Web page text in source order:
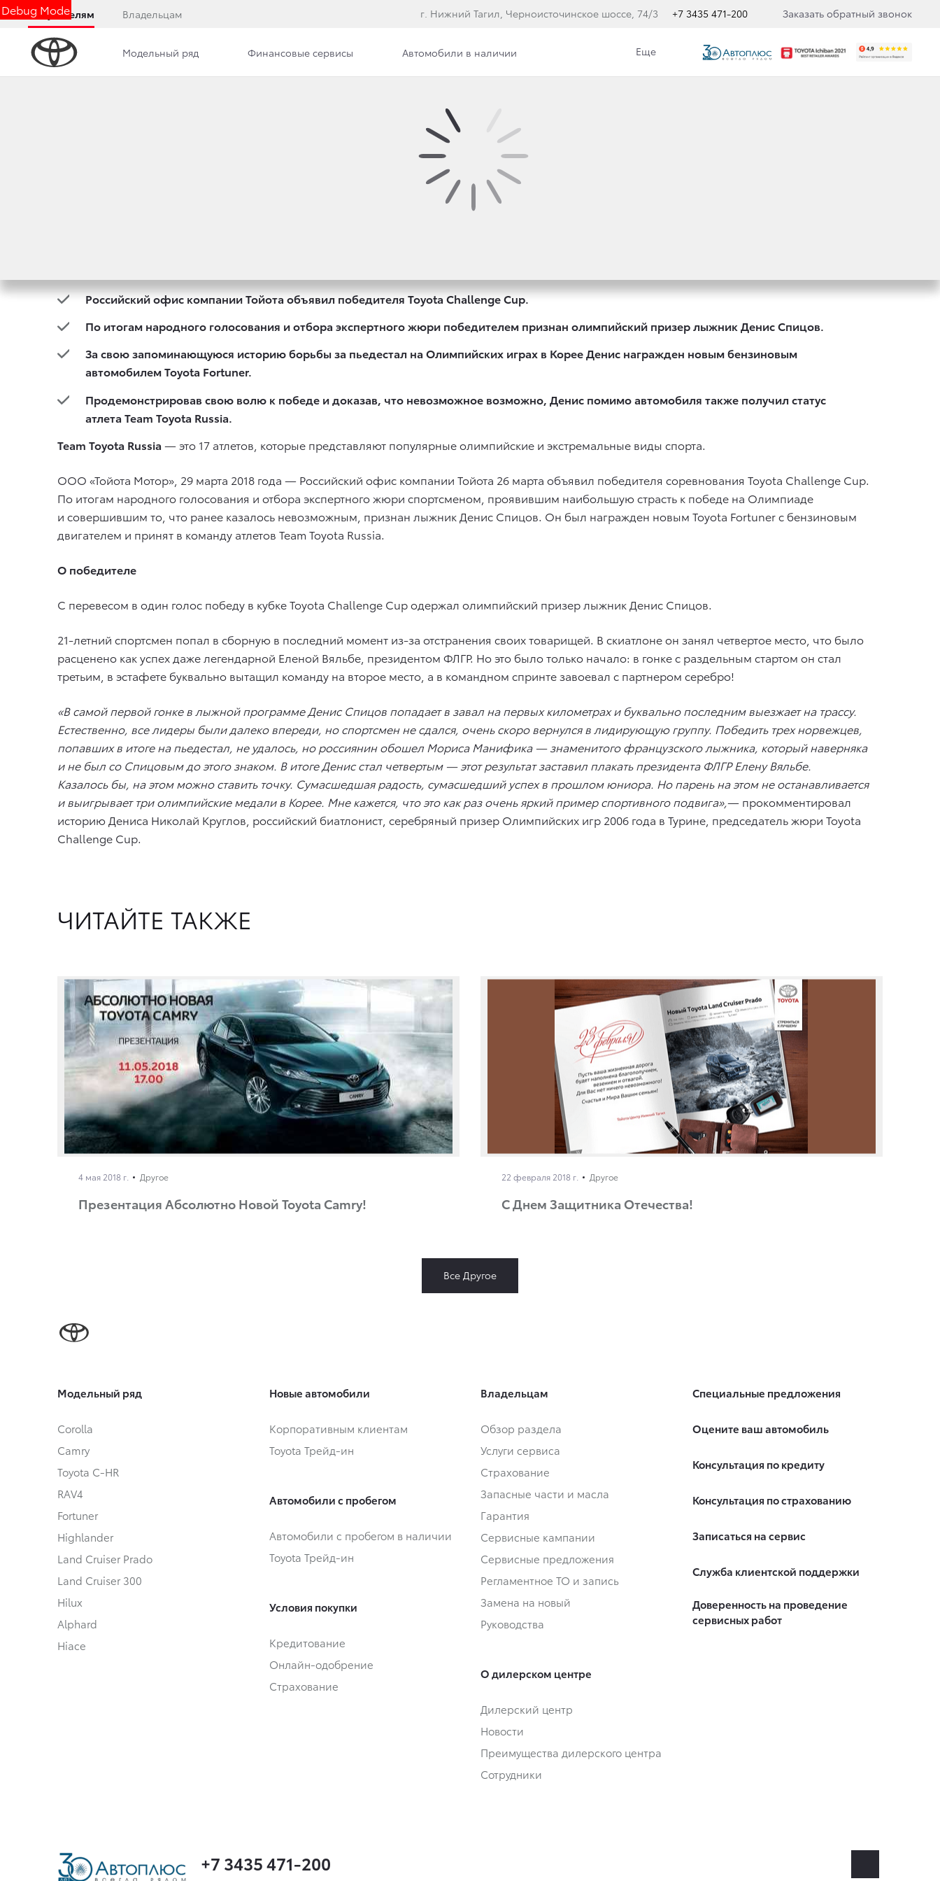
Debug Mode
Покупателям Владельцам г. Нижний Тагил, Черноисточинское шоссе, 74/3 +7 3435 471-200 Заказать обратный звонок
Модельный ряд Финансовые сервисы Автомобили в наличии Еще
TOYOTA ОБЪЯВИЛА ИМЯ ПОБЕДИТЕЛЯ TOYOTA CHALLENGE
Российский офис компании Тойота объявил победителя Toyota Challenge Cup.
По итогам народного голосования и отбора экспертного жюри победителем признан олимпийский призер лыжник Денис Спицов.
За свою запоминающуюся историю борьбы за пьедестал на Олимпийских играх в Корее Денис награжден новым бензиновым
автомобилем Toyota Fortuner.
Продемонстрировав свою волю к победе и доказав, что невозможное возможно, Денис помимо автомобиля также получил статус
атлета Team Toyota Russia.
Team Toyota Russia — это 17 атлетов, которые представляют популярные олимпийские и экстремальные виды спорта.
ООО «Тойота Мотор», 29 марта 2018 года — Российский офис компании Тойота 26 марта объявил победителя соревнования Toyota Challenge Cup.
По итогам народного голосования и отбора экспертного жюри спортсменом, проявившим наибольшую страсть к победе на Олимпиаде
и совершившим то, что ранее казалось невозможным, признан лыжник Денис Спицов. Он был награжден новым Toyota Fortuner с бензиновым
двигателем и принят в команду атлетов Team Toyota Russia.
О победителе
С перевесом в один голос победу в кубке Toyota Challenge Cup одержал олимпийский призер лыжник Денис Спицов.
21-летний спортсмен попал в сборную в последний момент из-за отстранения своих товарищей. В скиатлоне он занял четвертое место, что было
расценено как успех даже легендарной Еленой Вяльбе, президентом ФЛГР. Но это было только начало: в гонке с раздельным стартом он стал
третьим, в эстафете буквально вытащил команду на второе место, а в командном спринте завоевал с партнером серебро!
«В самой первой гонке в лыжной программе Денис Спицов попадает в завал на первых километрах и буквально последним выезжает на трассу.
Естественно, все лидеры были далеко впереди, но спортсмен не сдался, очень скоро вернулся в лидирующую группу. Победить трех норвежцев,
попавших в итоге на пьедестал, не удалось, но россиянин обошел Мориса Манифика — знаменитого французского лыжника, который наверняка
и не был со Спицовым до этого знаком. В итоге Денис стал четвертым — этот результат заставил плакать президента ФЛГР Елену Вяльбе.
Казалось бы, на этом можно ставить точку. Сумасшедшая радость, сумасшедший успех в прошлом юниора. Но парень на этом не останавливается
и выигрывает три олимпийские медали в Корее. Мне кажется, что это как раз очень яркий пример спортивного подвига»,— прокомментировал
историю Дениса Николай Круглов, российский биатлонист, серебряный призер Олимпийских игр 2006 года в Турине, председатель жюри Toyota
Challenge Cup.
ЧИТАЙТЕ ТАКЖЕ
4 мая 2018 г. Другое
Презентация Абсолютно Новой Toyota Camry!
22 февраля 2018 г. Другое
С Днем Защитника Отечества!
Все Другое
Модельный ряд
Corolla
Camry
Toyota C-HR
RAV4
Fortuner
Highlander
Land Cruiser Prado
Land Cruiser 300
Hilux
Alphard
Hiace
Новые автомобили
Корпоративным клиентам
Toyota Трейд-ин
Автомобили с пробегом
Автомобили с пробегом в наличии
Toyota Трейд-ин
Условия покупки
Кредитование
Онлайн-одобрение
Страхование
Владельцам
Обзор раздела
Услуги сервиса
Страхование
Запасные части и масла
Гарантия
Сервисные кампании
Сервисные предложения
Регламентное ТО и запись
Замена на новый
Руководства
О дилерском центре
Дилерский центр
Новости
Преимущества дилерского центра
Сотрудники
Специальные предложения
Оцените ваш автомобиль
Консультация по кредиту
Консультация по страхованию
Записаться на сервис
Служба клиентской поддержки
Доверенность на проведение
сервисных работ
+7 3435 471-200